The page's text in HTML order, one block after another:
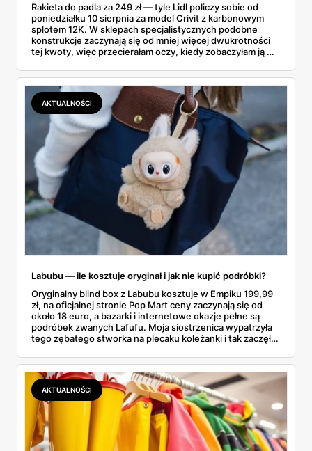
Rakieta do padla za 249 zł — tyle Lidl policzy sobie od
poniedziałku 10 sierpnia za model Crivit z karbonowym
splotem 12K. W sklepach specjalistycznych podobne
konstrukcje zaczynają się od mniej więcej dwukrotności
tej kwoty, więc przecierałam oczy, kiedy zobaczyłam ją w
najszybciej rosnący sport w Polsce: kortów przybywa
lawinowo, a chętnych jeszcze szybciej. Sprawdziłam, co
dokładnie dostajemy za te pieniądze i komu taka rakieta
faktycznie wystarczy.
AKTUALNOŚCI
Labubu — ile kosztuje oryginał i jak nie kupić podróbki?
Oryginalny blind box z Labubu kosztuje w Empiku 199,99
zł, na oficjalnej stronie Pop Mart ceny zaczynają się od
około 18 euro, a bazarki i internetowe okazje pełne są
podróbek zwanych Lafufu. Moja siostrzenica wypatrzyła
tego zębatego stworka na plecaku koleżanki i tak zaczęło
kosztuje i po czym poznać, że sprzedawca nie wciska nam
podróbki. Spisałam wszystko, czego się dowiedziałam —
łącznie z jedną wpadką, o której za chwilę.
AKTUALNOŚCI